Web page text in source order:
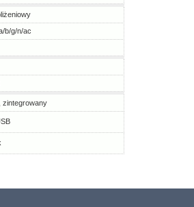
b/g/n/ac
zintegrowany